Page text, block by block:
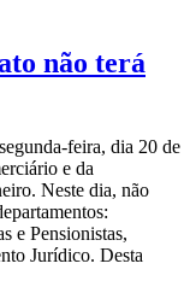
não terá
feira, dia 20 de
e da
Neste dia, não
e Pensionistas,
Jurídico. Desta